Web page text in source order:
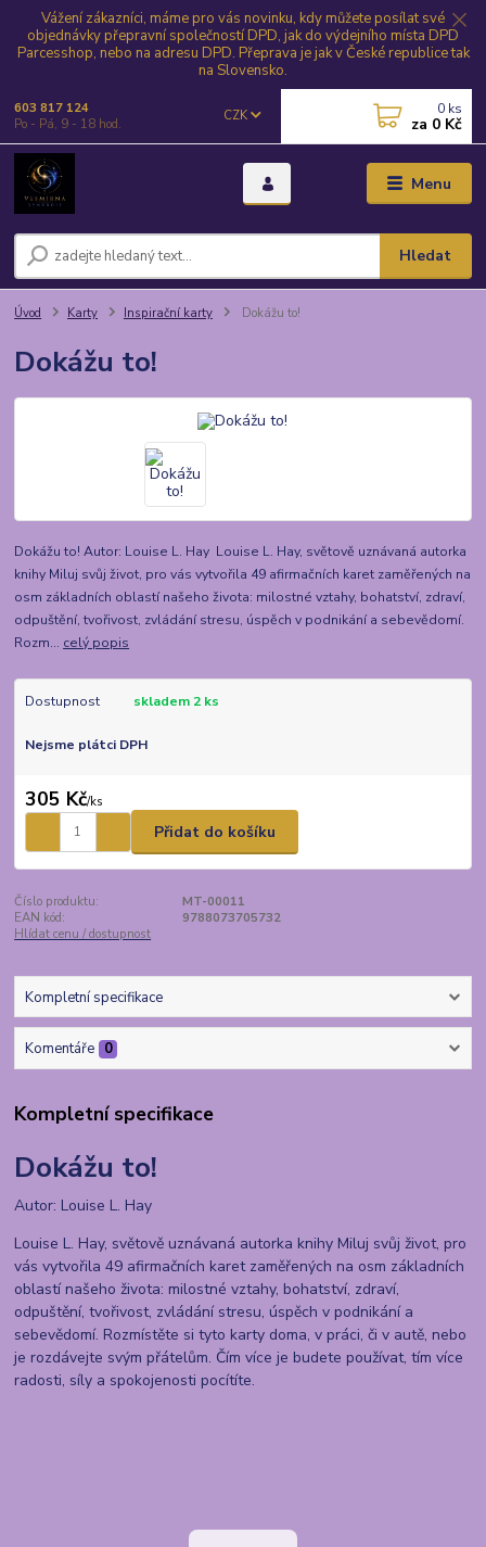
Vážení zákazníci, máme pro vás novinku, kdy můžete posílat své
objednávky přepravní společností DPD, jak do výdejního místa DPD
Parcesshop, nebo na adresu DPD. Přeprava je jak v České republice tak
na Slovensko.
Menu
CZK
Hledat
603 817 124
Po - Pá, 9 - 18 hod.
0 ks
za 0 Kč
Úvod Karty Inspirační karty Dokážu to!
Dokážu to!
Dokážu to! Autor: Louise L. Hay Louise L. Hay, světově uznávaná autorka
knihy Miluj svůj život, pro vás vytvořila 49 afirmačních karet zaměřených na
osm základních oblastí našeho života: milostné vztahy, bohatství, zdraví,
odpuštění, tvořivost, zvládání stresu, úspěch v podnikání a sebevědomí.
Rozm... celý popis
Dostupnost skladem 2 ks
Nejsme plátci DPH
305 Kč/ks
Přidat do košíku
Číslo produktu:
MT-00011
EAN kód:
9788073705732
Hlídat cenu / dostupnost
Kompletní specifikace
Komentáře 0
Kompletní specifikace
Dokážu to!
Autor: Louise L. Hay
Louise L. Hay, světově uznávaná autorka knihy Miluj svůj život, pro
vás vytvořila 49 afirmačních karet zaměřených na osm základních
oblastí našeho života: milostné vztahy, bohatství, zdraví,
odpuštění, tvořivost, zvládání stresu, úspěch v podnikání a
sebevědomí. Rozmístěte si tyto karty doma, v práci, či v autě, nebo
je rozdávejte svým přátelům. Čím více je budete používat, tím více
radosti, síly a spokojenosti pocítíte.